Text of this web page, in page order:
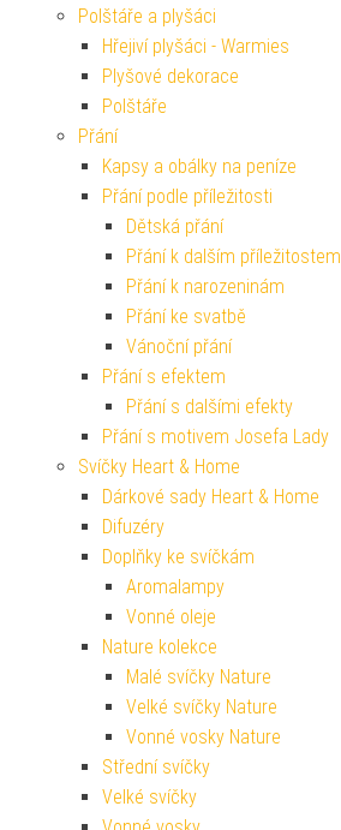
Polštáře a plyšáci
Hřejiví plyšáci - Warmies
Plyšové dekorace
Polštáře
Přání
Kapsy a obálky na peníze
Přání podle příležitosti
Dětská přání
Přání k dalším příležitostem
Přání k narozeninám
Přání ke svatbě
Vánoční přání
Přání s efektem
Přání s dalšími efekty
Přání s motivem Josefa Lady
Svíčky Heart & Home
Dárkové sady Heart & Home
Difuzéry
Doplňky ke svíčkám
Aromalampy
Vonné oleje
Nature kolekce
Malé svíčky Nature
Velké svíčky Nature
Vonné vosky Nature
Střední svíčky
Velké svíčky